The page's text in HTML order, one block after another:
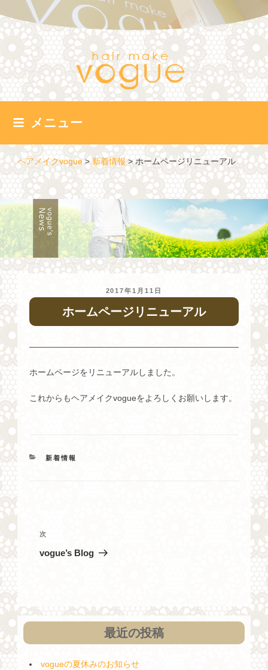
ン
テ
ツ
へ
ス
キ
メニュー
ヘアメイクvogue>新着情報>ホームページリニューアル
投
日:
2017年1月11日
ホームページリニューアル
ホームページをリニューアルしました。
これからもヘアメイクvogueをよろしくお願いします。
カ
新着情報
稿
ナ
シ
次
次
vogue’s Blog
最近の投稿
vogueの夏休みのお知らせ